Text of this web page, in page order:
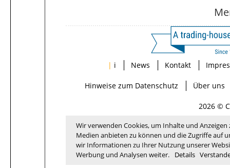
| i | News | Kontakt|
Hinweise zum Datenschutz | Über uns
2026 ©
Wir verwenden Cookies, um Inhalte und
Medien anbieten zu können und die Zugriffe auf
wir Informationen zu Ihrer Nutzung unserer
Werbung und Analysen weiter.
Details